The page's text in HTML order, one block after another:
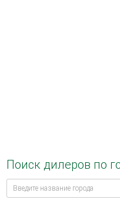
Поиск дилеров по